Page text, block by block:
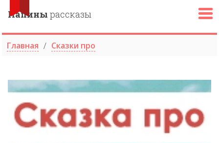
Папины рассказы
Главная Сказки про